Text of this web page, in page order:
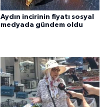
Aydın incirinin fiyatı sosyal
medyada gündem oldu